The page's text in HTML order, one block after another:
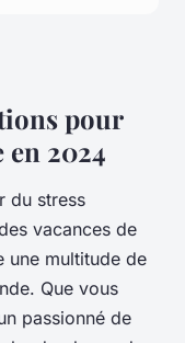
pour
en 2024
du stress
vacances de
une multitude de
Que vous
passionné de